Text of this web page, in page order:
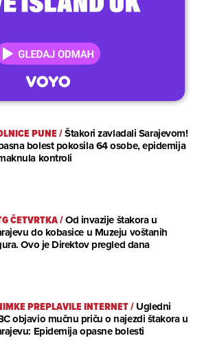
PUNE/Štakori zavladali Sarajevom!
bolest pokosila 64 osobe, epidemija
kontroli
ČETVRTKA/Od invazije štakora u
do kobasice u Muzeju voštanih
Ovo je Direktov pregled dana
PREPLAVILE INTERNET/Ugledni
objavio mučnu priču o najezdi štakora u
Epidemija opasne bolesti